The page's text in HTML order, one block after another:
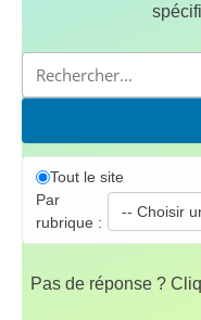
Tout le site
Par
rubrique :
Pas de réponse ?